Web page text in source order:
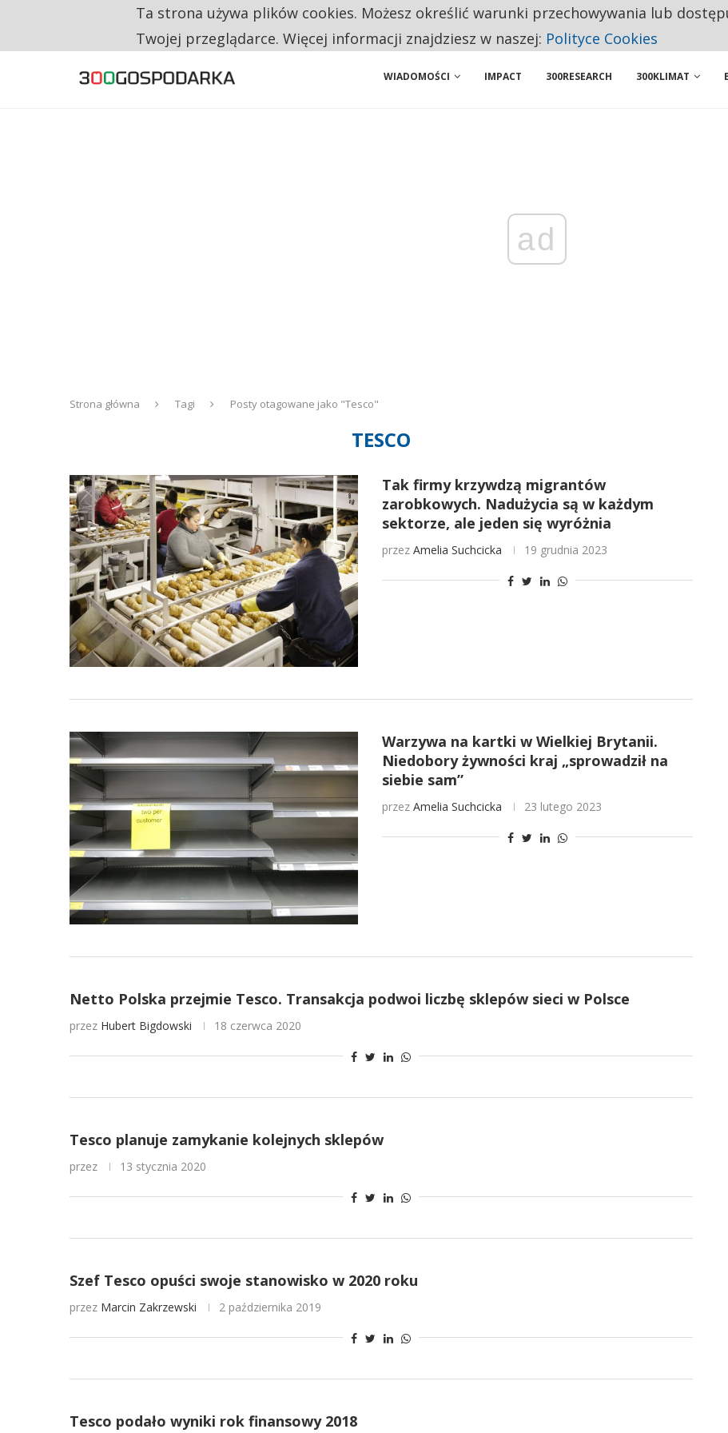
RESTRYKCJE CHIN UDERZAJĄ W EUROPEJSKI PRZEMYSŁ. NA LIŚCIE SĄ DWA PODMIOTY Z POLSKI
WIADOMOŚCI IMPACT 300RESEARCH 300KLIMAT
ad
Strona główna Tagi Posty otagowane jako "Tesco"
TESCO
Tak firmy krzywdzą migrantów
zarobkowych. Nadużycia są w każdym
sektorze, ale jeden się wyróżnia
przez Amelia Suchcicka 19 grudnia 2023
Warzywa na kartki w Wielkiej Brytanii.
Niedobory żywności kraj „sprowadził na
siebie sam”
przez Amelia Suchcicka 23 lutego 2023
Netto Polska przejmie Tesco. Transakcja podwoi liczbę sklepów sieci w Polsce
przez Hubert Bigdowski 18 czerwca 2020
Tesco planuje zamykanie kolejnych sklepów
przez 13 stycznia 2020
Szef Tesco opuści swoje stanowisko w 2020 roku
przez Marcin Zakrzewski 2 października 2019
Tesco podało wyniki rok finansowy 2018
Ta strona używa plików cookies. Możesz określić warunki przechowywania lub
Twojej przeglądarce. Więcej informacji znajdziesz w naszej: Polityce Cookies